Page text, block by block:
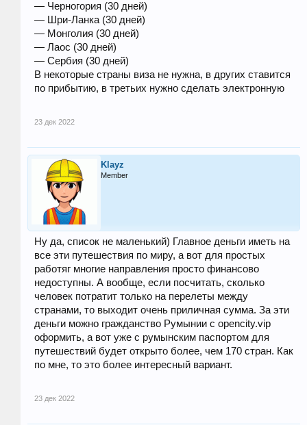
— Черногория (30 дней)
— Шри-Ланка (30 дней)
— Монголия (30 дней)
— Лаос (30 дней)
— Сербия (30 дней)
В некоторые страны виза не нужна, в других ставится
по прибытию, в третьих нужно сделать электронную
23 дек 2022
Klayz
Member
Ну да, список не маленький) Главное деньги иметь на
все эти путешествия по миру, а вот для простых
работяг многие направления просто финансово
недоступны. А вообще, если посчитать, сколько
человек потратит только на перелеты между
странами, то выходит очень приличная сумма. За эти
деньги можно гражданство Румынии с opencity.vip
оформить, а вот уже с румынским паспортом для
путешествий будет открыто более, чем 170 стран. Как
по мне, то это более интересный вариант.
23 дек 2022